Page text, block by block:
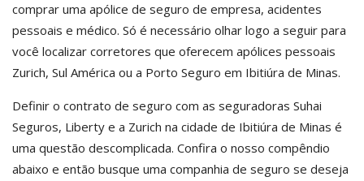
comprar uma apólice de seguro de empresa, acidentes
pessoais e médico. Só é necessário olhar logo a seguir para
você localizar corretores que oferecem apólices pessoais
Zurich, Sul América ou a Porto Seguro em Ibitiúra de Minas.
Definir o contrato de seguro com as seguradoras Suhai
Seguros, Liberty e a Zurich na cidade de Ibitiúra de Minas é
uma questão descomplicada. Confira o nosso compêndio
abaixo e então busque uma companhia de seguro se deseja